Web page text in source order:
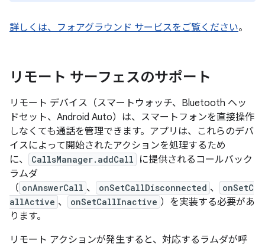
詳しくは、フォアグラウンド サービスをご覧ください。
リモート サーフェスのサポート
リモート デバイス（スマートウォッチ、Bluetooth ヘッ
ドセット、Android Auto）は、スマートフォンを直接操作
しなくても通話を管理できます。アプリは、これらのデバ
イスによって開始されたアクションを処理するため
に、
CallsManager.addCall
に提供されるコールバック
ラムダ
（ onAnswerCall 、 onSetCallDisconnected 、
onSetC
allActive 、 onSetCallInactive ）を実装する必要があ
ります。
リモート アクションが発生すると、対応するラムダが呼